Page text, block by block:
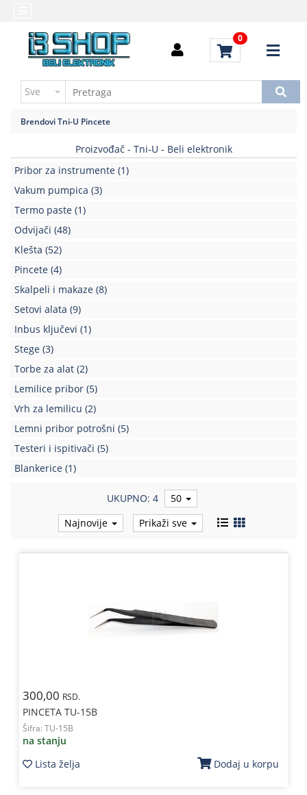
0
Baterija,punjač
Elektromehaničke
komponente
Elektronske
komponente
aktivne
Elektronske
komponente
pasivne
Kablovi
priključci
tehnika
Poslovna
oprema,računari
Strujni
Brendovi
Uputstvo
kupovinu
slanja
BrendoviTni-U Pincete
Proizvođač - Tni-U - Beli elektronik
Pribor za instrumente (1)
Vakum pumpica (3)
Termo paste (1)
Odvijači (48)
Klešta (52)
Pincete (4)
Skalpeli i makaze (8)
Setovi alata (9)
Inbus ključevi (1)
Stege (3)
Torbe za alat (2)
Lemilice pribor (5)
Vrh za lemilicu (2)
Lemni pribor potrošni (5)
Testeri i ispitivači (5)
Blankerice (1)
UKUPNO: 4
50
Najnovije
Prikaži sve
300,00 RSD.
PINCETA TU-15B
Šifra: TU-15B
na stanju
Lista želja
Dodaj u korpu